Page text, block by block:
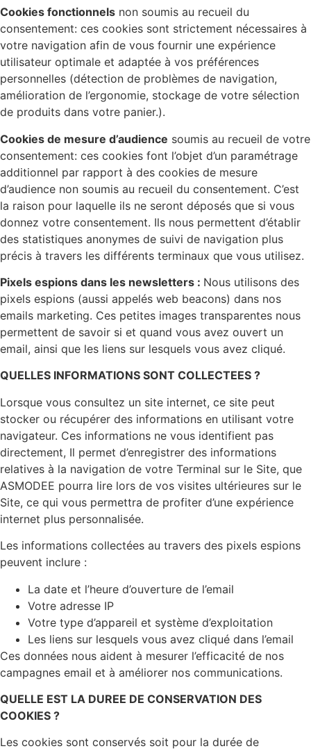
Cookies fonctionnels non soumis au recueil du
consentement: ces cookies sont strictement nécessaires à
votre navigation afin de vous fournir une expérience
utilisateur optimale et adaptée à vos préférences
personnelles (détection de problèmes de navigation,
amélioration de l’ergonomie, stockage de votre sélection
de produits dans votre panier.).
Cookies de mesure d’audience soumis au recueil de votre
consentement: ces cookies font l’objet d’un paramétrage
additionnel par rapport à des cookies de mesure
d’audience non soumis au recueil du consentement. C’est
la raison pour laquelle ils ne seront déposés que si vous
donnez votre consentement. Ils nous permettent d’établir
des statistiques anonymes de suivi de navigation plus
précis à travers les différents terminaux que vous utilisez.
Pixels espions dans les newsletters : Nous utilisons des
pixels espions (aussi appelés web beacons) dans nos
emails marketing. Ces petites images transparentes nous
permettent de savoir si et quand vous avez ouvert un
email, ainsi que les liens sur lesquels vous avez cliqué.
QUELLES INFORMATIONS SONT COLLECTEES ?
Lorsque vous consultez un site internet, ce site peut
stocker ou récupérer des informations en utilisant votre
navigateur. Ces informations ne vous identifient pas
directement, Il permet d’enregistrer des informations
relatives à la navigation de votre Terminal sur le Site, que
ASMODEE pourra lire lors de vos visites ultérieures sur le
Site, ce qui vous permettra de profiter d’une expérience
internet plus personnalisée.
Les informations collectées au travers des pixels espions
peuvent inclure :
La date et l’heure d’ouverture de l’email
Votre adresse IP
Votre type d’appareil et système d’exploitation
Les liens sur lesquels vous avez cliqué dans l’email
Ces données nous aident à mesurer l’efficacité de nos
campagnes email et à améliorer nos communications.
QUELLE EST LA DUREE DE CONSERVATION DES
COOKIES ?
Les cookies sont conservés soit pour la durée de